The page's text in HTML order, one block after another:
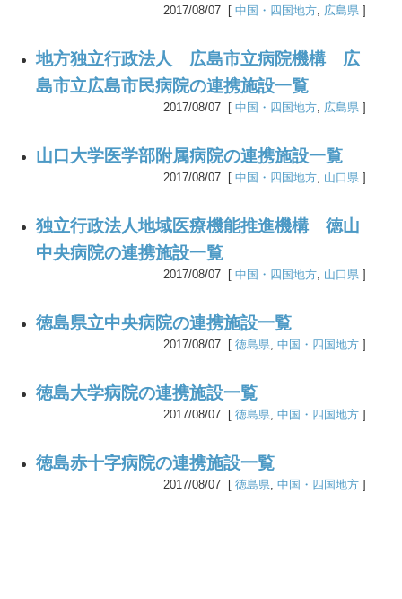
2017/08/07 [ 中国・四国地方 広島県 ]
地方独立行政法人 広島市立病院機構 広
島市立広島市民病院の連携施設一覧
2017/08/07 [ 中国・四国地方 広島県 ]
山口大学医学部附属病院の連携施設一覧
2017/08/07 [ 中国・四国地方 山口県 ]
独立行政法人地域医療機能推進機構 徳山
中央病院の連携施設一覧
2017/08/07 [ 中国・四国地方 山口県 ]
徳島県立中央病院の連携施設一覧
2017/08/07 [ 徳島県 中国・四国地方 ]
徳島大学病院の連携施設一覧
2017/08/07 [ 徳島県 中国・四国地方 ]
徳島赤十字病院の連携施設一覧
2017/08/07 [ 徳島県 中国・四国地方 ]